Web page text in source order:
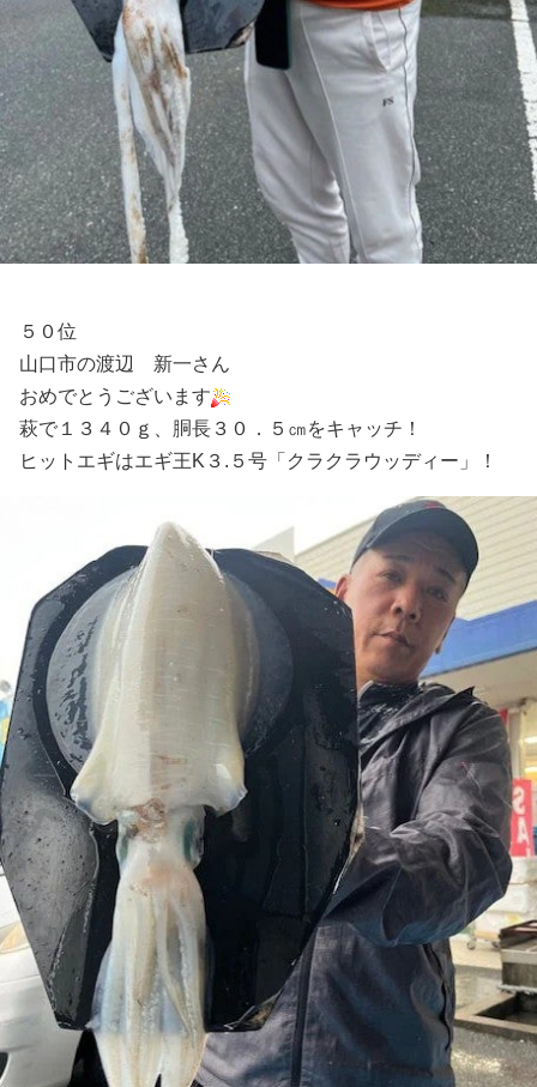
５０位
山口市の渡辺 新一さん
おめでとうございます
萩で１３４０ｇ、胴長３０．５㎝をキャッチ！
ヒットエギはエギ王K３.５号「クラクラウッディー」！